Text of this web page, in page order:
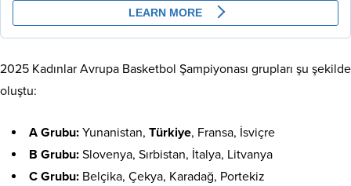
2025 Kadınlar Avrupa Basketbol Şampiyonası grupları şu şekilde
oluştu:
A Grubu: Yunanistan, Türkiye, Fransa, İsviçre
B Grubu: Slovenya, Sırbistan, İtalya, Litvanya
C Grubu: Belçika, Çekya, Karadağ, Portekiz